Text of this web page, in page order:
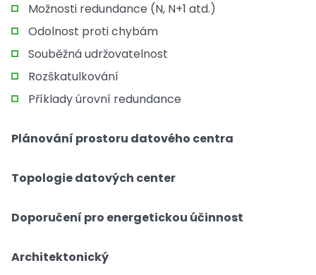
Možnosti redundance (N, N+1 atd.)
Odolnost proti chybám
Souběžná udržovatelnost
Rozškatulkování
Příklady úrovní redundance
Plánování prostoru datového centra
Topologie datových center
Doporučení pro energetickou účinnost
Architektonický